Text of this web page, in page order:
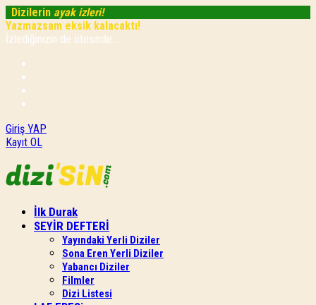
Dizilerin ayak izleri!
Yazmazsam eksik kalacaktı!
İzlediğinizin de ötesinde...
Giriş YAP
Kayıt OL
İlk Durak
SEYİR DEFTERİ
Yayındaki Yerli Diziler
Sona Eren Yerli Diziler
Yabancı Diziler
Filmler
Dizi Listesi